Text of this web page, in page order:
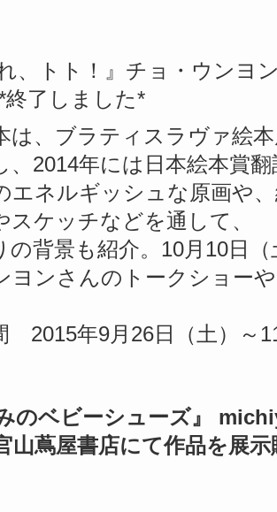
れ、トト！』チョ・ウンヨ
終了しました*
は、ブラティスラヴァ絵
、2014年には日本絵本賞
エネルギッシュな原画や
スケッチなどを通して、
の背景も紹介。10月10日
ヨンさんのトークショー
2015年9月26日（土）～
みのベビーシューズ』
山蔦屋書店にて作品を展